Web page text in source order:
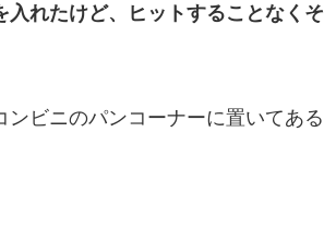
れたけど、ヒットすることなくそ
ビニのパンコーナーに置いてある